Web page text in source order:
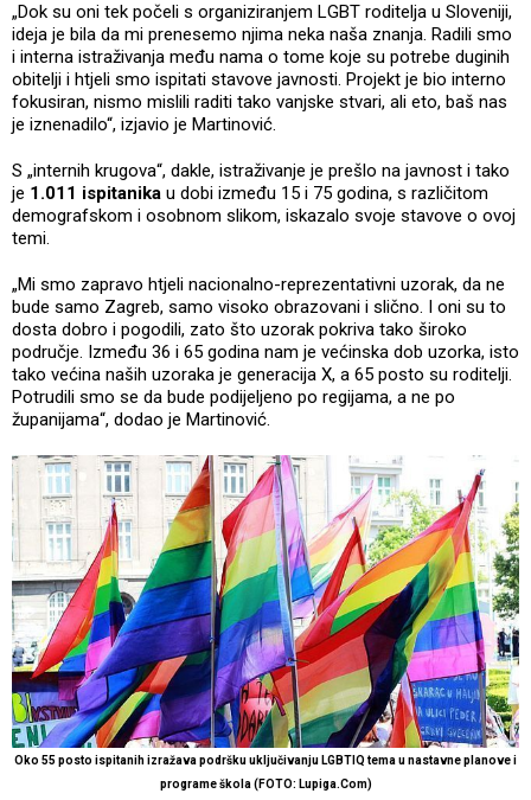
„Dok su oni tek počeli s organiziranjem LGBT roditelja u Sloveniji,
ideja je bila da mi prenesemo njima neka naša znanja. Radili smo
i interna istraživanja među nama o tome koje su potrebe duginih
obitelji i htjeli smo ispitati stavove javnosti. Projekt je bio interno
fokusiran, nismo mislili raditi tako vanjske stvari, ali eto, baš nas
je iznenadilo“, izjavio je Martinović.
S „internih krugova“, dakle, istraživanje je prešlo na javnost i tako
je 1.011 ispitanika u dobi između 15 i 75 godina, s različitom
demografskom i osobnom slikom, iskazalo svoje stavove o ovoj
temi.
„Mi smo zapravo htjeli nacionalno-reprezentativni uzorak, da ne
bude samo Zagreb, samo visoko obrazovani i slično. I oni su to
dosta dobro i pogodili, zato što uzorak pokriva tako široko
područje. Između 36 i 65 godina nam je većinska dob uzorka, isto
tako većina naših uzoraka je generacija X, a 65 posto su roditelji.
Potrudili smo se da bude podijeljeno po regijama, a ne po
županijama“, dodao je Martinović.
Oko 55 posto ispitanih izražava podršku uključivanju LGBTIQ tema u nastavne planove i
programe škola (FOTO: Lupiga.Com)